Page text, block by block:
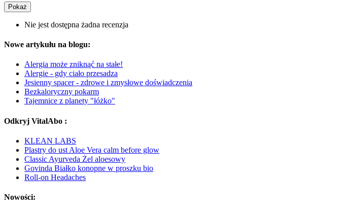
Pokaż
Nie jest dostępna żadna recenzja
Nowe artykułu na blogu:
Alergia może zniknąć na stałe!
Alergie - gdy ciało przesadza
Jesienny spacer - zdrowe i zmysłowe doświadczenia
Bezkaloryczny pokarm
Tajemnice z planety "łóżko"
Odkryj VitalAbo :
KLEAN LABS
Plastry do ust Aloe Vera calm before glow
Classic Ayurveda Żel aloesowy
Govinda Białko konopne w proszku bio
Roll-on Headaches
Nowości: